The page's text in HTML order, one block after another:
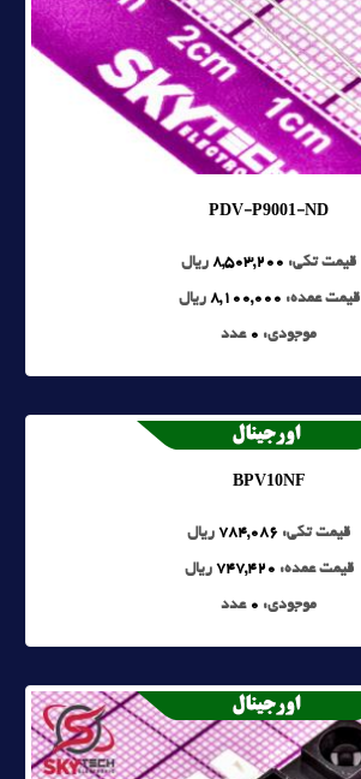
PDV-P9001-ND
قیمت تکی: 8,503,200 ریال
قیمت عمده: 8,100,000 ریال
موجودی: 0 عدد
BPV10NF
قیمت تکی: 784,086 ریال
قیمت عمده: 747,420 ریال
موجودی: 0 عدد